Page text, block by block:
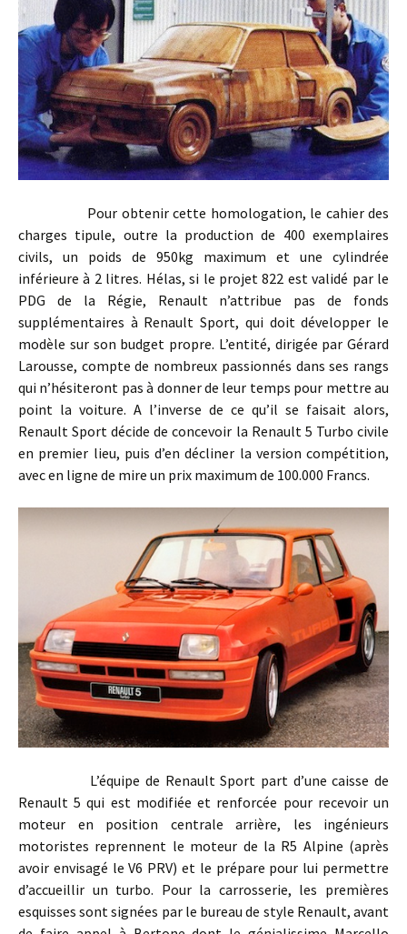
Pour obtenir cette homologation, le cahier des
charges tipule, outre la production de 400 exemplaires
civils, un poids de 950kg maximum et une cylindrée
inférieure à 2 litres. Hélas, si le projet 822 est validé par le
PDG de la Régie, Renault n’attribue pas de fonds
supplémentaires à Renault Sport, qui doit développer le
modèle sur son budget propre. L’entité, dirigée par Gérard
Larousse, compte de nombreux passionnés dans ses rangs
qui n’hésiteront pas à donner de leur temps pour mettre au
point la voiture. A l’inverse de ce qu’il se faisait alors,
Renault Sport décide de concevoir la Renault 5 Turbo civile
en premier lieu, puis d’en décliner la version compétition,
avec en ligne de mire un prix maximum de 100.000 Francs.
L’équipe de Renault Sport part d’une caisse de
Renault 5 qui est modifiée et renforcée pour recevoir un
moteur en position centrale arrière, les ingénieurs
motoristes reprennent le moteur de la R5 Alpine (après
avoir envisagé le V6 PRV) et le prépare pour lui permettre
d’accueillir un turbo. Pour la carrosserie, les premières
esquisses sont signées par le bureau de style Renault, avant